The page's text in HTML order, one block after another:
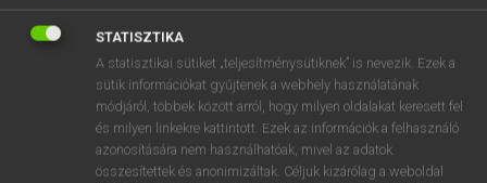
Díjmentes angol szótár
factor
keresése szótárainkban
STATISZTIKA
A statisztikai sütiket „teljesítménysütiknek” is nevezik. Ezek a
sütik információkat gyűjtenek a webhely használatának
módjáról, többek között arról, hogy milyen oldalakat keresett fel
és milyen linkekre kattintott. Ezek az információk a felhasználó
azonosítására nem használhatóak, mivel az adatok
összesítettek és anonimizáltak. Céljuk kizárólag a weboldal
r t z u i o p ő ú
k l ű
n m , . AltGr